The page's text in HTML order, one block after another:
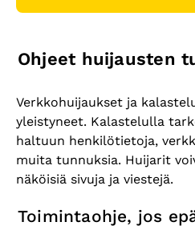
Ohjeet huijausten
Verkkohuijaukset ja
yleistyneet. Kalastelulla
haltuun henkilötietoja,
muita tunnuksia. Huijarit
näköisiä sivuja ja viestejä.
Toimintaohje, jos